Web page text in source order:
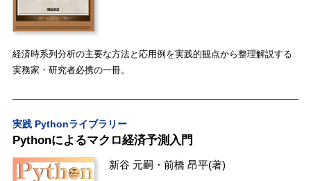
経済時系列分析の主要な方法と応用例を実践的観点から整理解説する
実務家・研究者必携の一冊。
実践 Pythonライブラリー
Pythonによるマクロ経済予測入門
新谷 元嗣 ・前橋 昂平(著)